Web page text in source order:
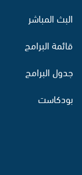
البث المباشر
قائمة البرامج
جدول البرامج
بودكاست